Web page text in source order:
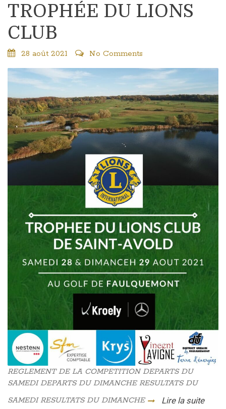
TROPHÉE DU LIONS
CLUB
28 août 2021 No Comments
REGLEMENT DE LA COMPETITION DEPARTS DU
SAMEDI DEPARTS DU DIMANCHE RESULTATS DU
SAMEDI RESULTATS DU DIMANCHE
Lire la suite